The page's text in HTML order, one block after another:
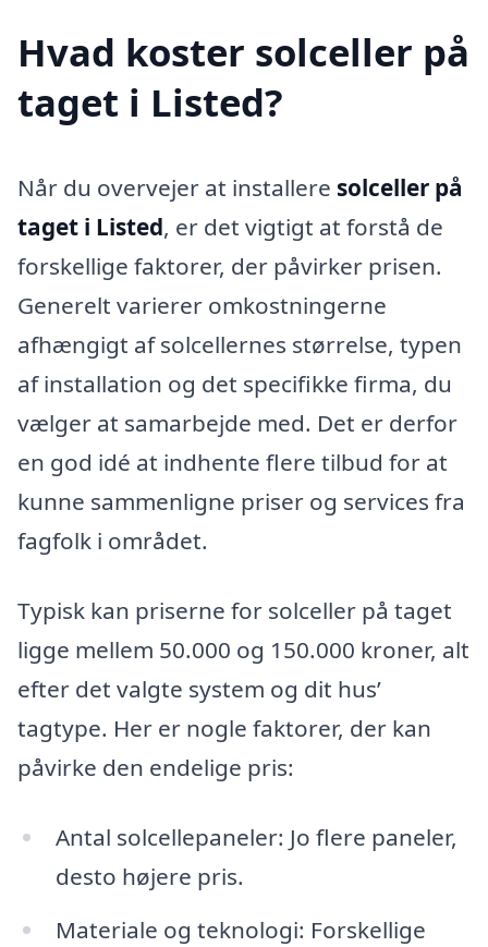
Hvad koster solceller på
taget i Listed?
Når du overvejer at installere solceller på
taget i Listed, er det vigtigt at forstå de
forskellige faktorer, der påvirker prisen.
Generelt varierer omkostningerne
afhængigt af solcellernes størrelse, typen
af installation og det specifikke firma, du
vælger at samarbejde med. Det er derfor
en god idé at indhente flere tilbud for at
kunne sammenligne priser og services fra
fagfolk i området.
Typisk kan priserne for solceller på taget
ligge mellem 50.000 og 150.000 kroner, alt
efter det valgte system og dit hus’
tagtype. Her er nogle faktorer, der kan
påvirke den endelige pris:
Antal solcellepaneler: Jo flere paneler,
desto højere pris.
Materiale og teknologi: Forskellige